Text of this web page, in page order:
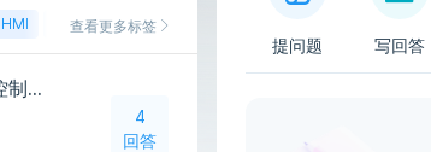
HMI 鸿蒙查看更多标签
各位大神，想用unity安卓程序和exe程序，在但电脑端和安卓端控制主机运行unity程序，代码怎么实现，多谢各位大神
4
回答
提问题 写回答